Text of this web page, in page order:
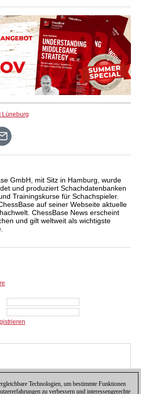
Lüneburg
GmbH, mit Sitz in Hamburg, wurde
und produziert Schachdatenbanken
Trainingskurse für Schachspieler.
auf seiner Webseite aktuelle
ChessBase News erscheint
und gilt weltweit als wichtigste
Technologien, um bestimmte Funktionen
zu verbessern und interessengerechte